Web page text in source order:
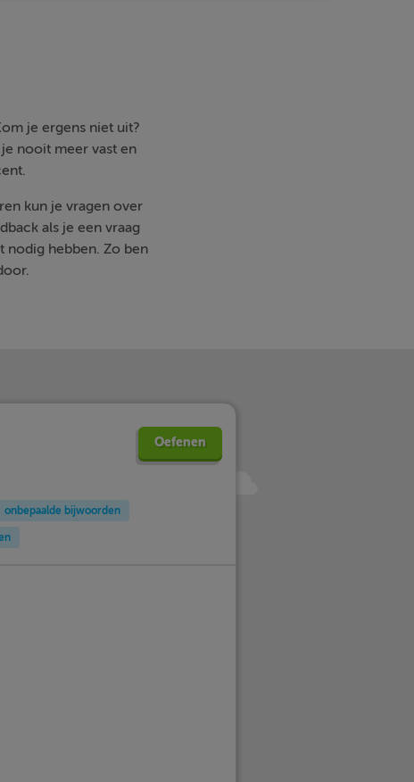
je ergens niet uit?
nooit meer vast en
kun je vragen over
als je een vraag
nodig hebben. Zo ben
Oefenen
onbepaalde bijwoorden